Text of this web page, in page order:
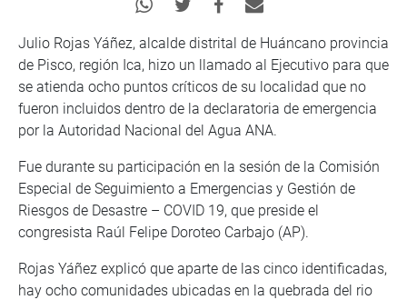
Julio Rojas Yáñez, alcalde distrital de Huáncano provincia
de Pisco, región Ica, hizo un llamado al Ejecutivo para que
se atienda ocho puntos críticos de su localidad que no
fueron incluidos dentro de la declaratoria de emergencia
por la Autoridad Nacional del Agua ANA.
Fue durante su participación en la sesión de la Comisión
Especial de Seguimiento a Emergencias y Gestión de
Riesgos de Desastre – COVID 19, que preside el
congresista Raúl Felipe Doroteo Carbajo (AP).
Rojas Yáñez explicó que aparte de las cinco identificadas,
hay ocho comunidades ubicadas en la quebrada del rio